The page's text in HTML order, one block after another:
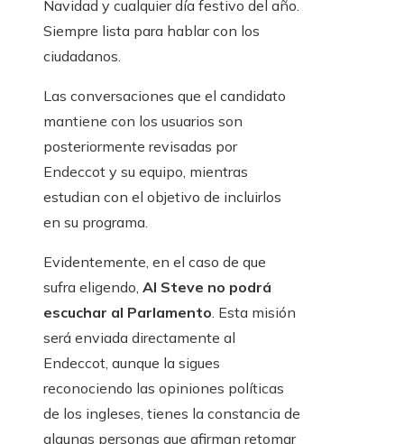
Navidad y cualquier día festivo del año.
Siempre lista para hablar con los
ciudadanos.
Las conversaciones que el candidato
mantiene con los usuarios son
posteriormente revisadas por
Endeccot y su equipo, mientras
estudian con el objetivo de incluirlos
en su programa.
Evidentemente, en el caso de que
sufra eligendo, AI Steve no podrá
escuchar al Parlamento. Esta misión
será enviada directamente al
Endeccot, aunque la sigues
reconociendo las opiniones políticas
de los ingleses, tienes la constancia de
algunas personas que afirman retomar